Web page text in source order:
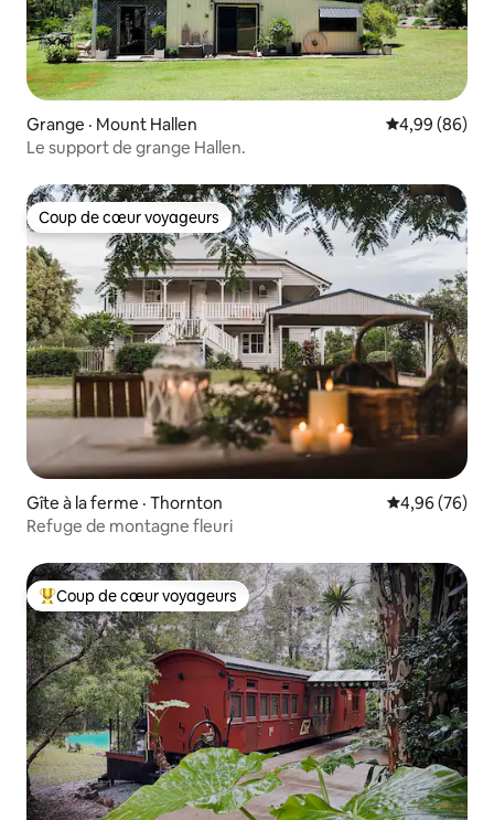
Grange · Mount Hallen Note
4,99 (86)
Le support de grange Hallen.
Coup de cœur voyageurs
Coup de cœur voyageurs
Gîte à la ferme · Thornton Note
4,96 (76)
Refuge de montagne fleuri
Coup de cœur voyageurs parmi les plus aimés
Coup de cœur voyageurs